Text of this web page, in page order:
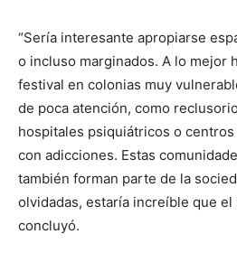
“Sería interesante apropiarse
o incluso marginados. A lo mejor
festival en colonias muy
de poca atención, como
hospitales psiquiátricos o
con adicciones. Estas
también forman parte de la
olvidadas, estaría increíble que el
concluyó.